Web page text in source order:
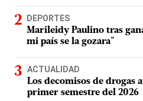
DEPORTES
Marileidy Paulino tras
mi país se la gozara"
ACTUALIDAD
Los decomisos de drogas
primer semestre del 2026